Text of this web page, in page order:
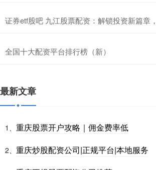
证券etf股吧 九江股票配资：解锁投资新篇章
全国十大配资平台排行榜（新）
最新文章
1、 重庆股票开户攻略｜佣金费率低
2、 重庆炒股配资公司|正规平台|本地服务